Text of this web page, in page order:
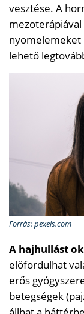
vesztése. A
nyomelemeket
lehető
Forrás: pexels.com
A hajhullást
előfordulhat
erős
betegségek